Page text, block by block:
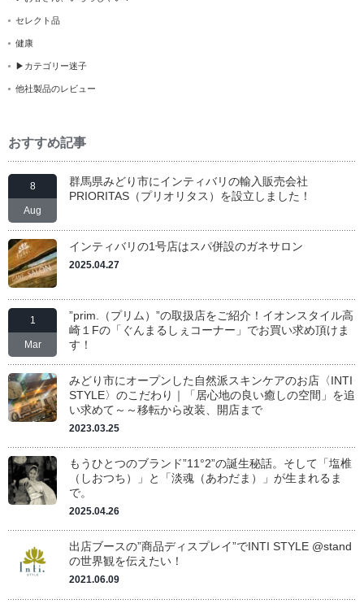
セレクト品
健康
▶カテゴリー迷子
他社製品のレビュー
おすすめ記事
8
Aug
群馬県みどり市にインティバリの輸入販売会社
PRIORITAS（プリオリタス）を設立しました！
インティバリの1号店はスパ併設のガネサロン
2025.04.27
1
Mar
”prim.（プリム）”の取扱店をご紹介！イオンスタイル高
崎１Fの「ぐんまるしぇコーナー」でお買い求め頂けま
す！
みどり市にオープンした自然派スキンケアのお店〈INTI
STYLE〉のこだわり｜「居心地の良い癒しの空間」を追
い求めて～～移転から改装、開店まで
2023.03.25
もうひとつのブランド”11°2”の誕生秘話。そして「塩椎
（しおつち）」と「淡魂（あわだま）」が生まれるま
で。
2025.04.26
出店ブースの”商品ディスプレイ”でINTI STYLE @stand
の世界観を伝えたい！
2021.06.09